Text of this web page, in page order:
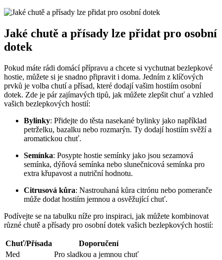
Jaké chutě a přísady lze přidat pro osobní
dotek
Pokud máte rádi domácí přípravu a chcete si vychutnat bezlepkové
hostie, můžete si je snadno připravit i doma. Jedním z klíčových
prvků je volba chutí a přísad, které dodají vašim hostiím osobní
dotek. Zde je pár zajímavých tipů, jak můžete zlepšit chuť a vzhled
vašich bezlepkových hostií:
Bylinky: Přidejte do těsta nasekané bylinky jako například
petrželku, bazalku nebo rozmarýn. Ty dodají hostiím svěží a
aromatickou chuť.
Semínka: Posypte hostie semínky jako jsou sezamová
semínka, dýňová semínka nebo slunečnicová semínka pro
extra křupavost a nutriční hodnotu.
Citrusová kůra: Nastrouhaná kůra citrónu nebo pomeranče
může dodat hostiím jemnou a osvěžující chuť.
Podívejte se na tabulku níže pro inspiraci, jak můžete kombinovat
různé chutě a přísady pro osobní dotek vašich bezlepkových hostií:
Chuť/Přísada
Doporučení
Med
Pro sladkou a jemnou chuť